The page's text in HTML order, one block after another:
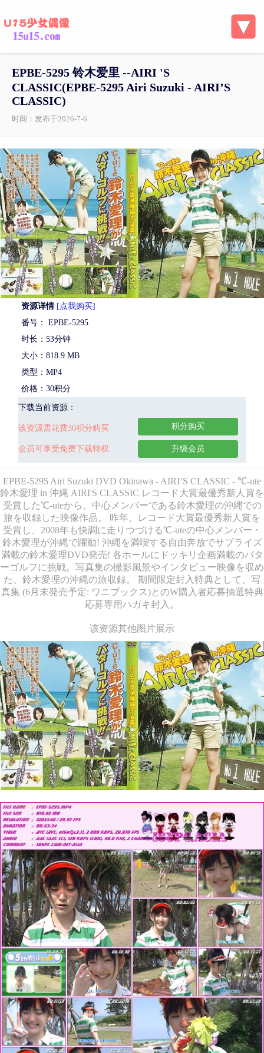
EPBE-5295 铃木爱里 --AIRI 'S
CLASSIC(EPBE-5295 Airi Suzuki - AIRI’S
CLASSIC)
时间：发布于2026-7-6
资源详情 [点我购买]
番号： EPBE-5295
时长：53分钟
大小：818.9 MB
类型：MP4
价格：30积分
下载当前资源：
该资源需花费30积分购买
会员可享受免费下载特权
积分购买
升级会员
EPBE-5295 Airi Suzuki DVD Okinawa - AIRI’S CLASSIC - ℃-ute
鈴木愛理 in 沖縄 AIRI'S CLASSIC レコード大賞最優秀新人賞を
受賞した℃-uteから、中心メンバーである鈴木愛理の沖縄での
旅を収録した映像作品。 昨年、レコード大賞最優秀新人賞を
受賞し、2008年も快調に走りつづける℃-uteの中心メンバー・
鈴木愛理が沖縄で躍動! 沖縄を満喫する自由奔放でサプライズ
満載の鈴木愛理DVD発売! 各ホールにドッキリ企画満載のパタ
ーゴルフに挑戦。写真集の撮影風景やインタビュー映像を収め
た、鈴木愛理の沖縄の旅収録。 期間限定封入特典として、写
真集 (6月未発売予定: ワニブックス)とのW購入者応募抽選特典
応募専用ハガキ封入。
该资源其他图片展示